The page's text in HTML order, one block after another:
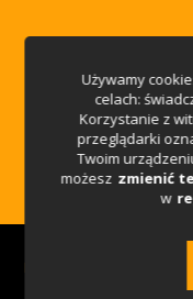
© 2026 .
Używamy
celach:
Korzystanie z
przeglądarki
Twoim
możesz zmienić
w